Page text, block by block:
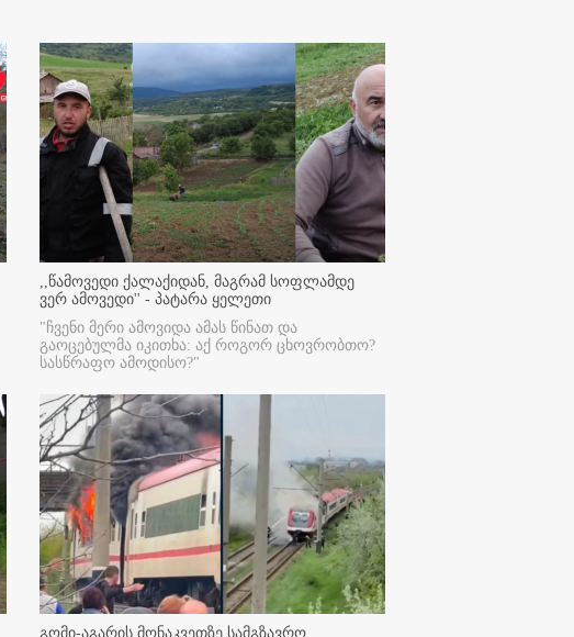
,,წამოვედი ქალაქიდან, მაგრამ სოფლამდე
ვერ ამოვედი'' - პატარა ყელეთი
"ჩვენი მერი ამოვიდა ამას წინათ და
გაოცებულმა იკითხა: აქ როგორ ცხოვრობთო?
სასწრაფო ამოდისო?"
გომი-აგარის მონაკვეთზე სამგზავრო